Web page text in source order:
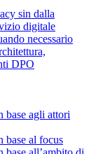
sin dalla
digitale
necessario
DPO
base agli attori
base al focus